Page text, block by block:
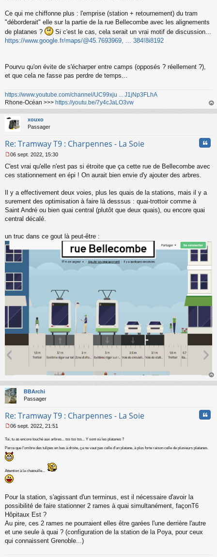
Ce qui me chiffonne plus : l'emprise (station + retournement) du tram
"déborderait" elle sur la partie de la rue Bellecombe avec les alignements
de platanes ?
Si c'est le cas, cela serait un vrai motif de discussion...
https://www.google.fr/maps/@45.7693969, ... 384!8i8192
Pourvu qu'on évite de s'écharper entre camps (opposés ? réellement ?),
et que cela ne fasse pas perdre de temps...
https://www.youtube.com/channel/UC99xju ... J1jNp3FLhA
Rhone-Océan >>> https://youtu.be/7y4cJaLO3vw
au
xouxo
Passager
Re: Tramway T9 : Charpennes - La Soie
e
s
g
e
n
o
u
06 sept. 2022, 15:30
C'est vrai qu'elle n'est pas si étroite que ça cette rue de Bellecombe avec
ces stationnement en épi ! On aurait bien envie d'y ajouter des arbres.
Il y a effectivement deux voies, plus les quais de la stations, mais il y a
surement des optimisation à faire là desssus : quai-trottoir comme à
Saint André ou bien quai central (plutôt que deux quais), ou encore quai
central décalé.
un truc dans ce gout là peut-être :
au
BBArchi
Passager
Re: Tramway T9 : Charpennes - La Soie
e
s
a
e
n
n
l
u
06 sept. 2022, 21:51
Toi, tu as encore touché aux arbres... tss tss tss... Y sont où les platanes ?
Parce que l'ombre des tulipes en bas à droite, ça ne vaut pas celle d'un platane, à plus forte raison celle de plusieurs platanes.
Attention à la chatouille...
Pour la station, s'agissant d'un terminus, est il nécessaire d'avoir la
possibilité de faire stationner 2 rames à quai simultanément, façonT6
Hôpitaux Est ?
Au pire, ces 2 rames ne pourraient elles être garées l'une derrière l'autre
et une seule à quai ? (configuration de la station de la Poya, pour ceux
qui connaissent Grenoble...)